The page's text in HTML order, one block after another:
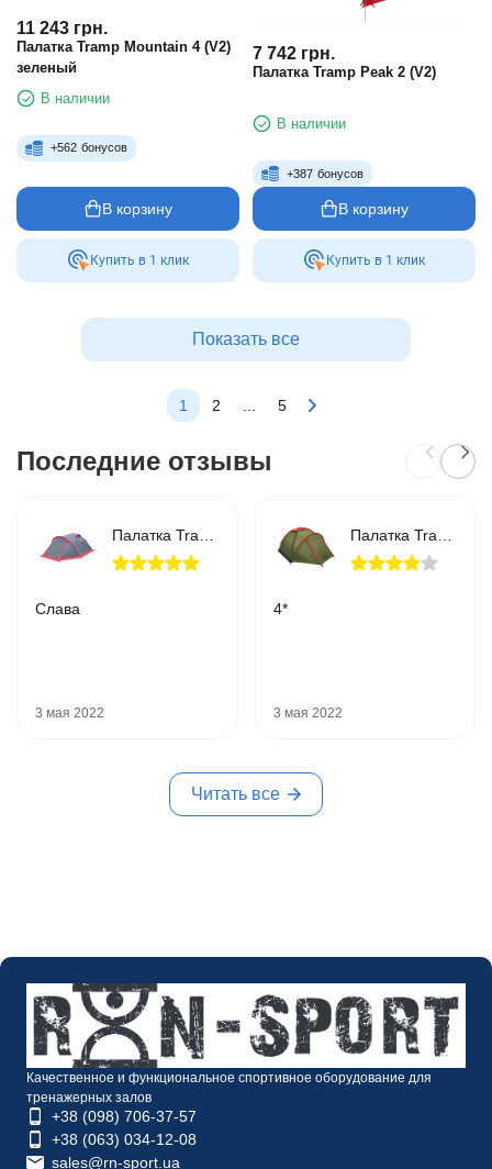
11 243 грн.
Палатка Tramp Mountain 4 (V2)
зеленый
В наличии
+562 бонусов
В корзину
Купить в 1 клик
7 742 грн.
Палатка Tramp Peak 2 (V2)
В наличии
+387 бонусов
В корзину
Купить в 1 клик
Показать все
1 2 ... 5
Последние отзывы
Слава
3 мая 2022
4*
3 мая 2022
Читать все
Качественное и функциональное спортивное оборудование для
тренажерных залов
+38 (098) 706-37-57
+38 (063) 034-12-08
sales@rn-sport.ua